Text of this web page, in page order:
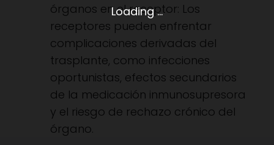
órganos en el receptor: Los
receptores pueden enfrentar
complicaciones derivadas del
trasplante, como infecciones
oportunistas, efectos secundarios
de la medicación inmunosupresora
y el riesgo de rechazo crónico del
órgano.
Loading ...